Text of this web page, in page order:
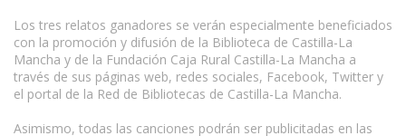
Los tres relatos ganadores se verán especialmente beneficiados
con la promoción y difusión de la Biblioteca de Castilla-La
Mancha y de la Fundación Caja Rural Castilla-La Mancha a
través de sus páginas web, redes sociales, Facebook, Twitter y
el portal de la Red de Bibliotecas de Castilla-La Mancha.
Asimismo, todas las canciones podrán ser publicitadas en las